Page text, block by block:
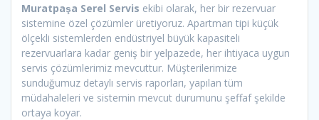
Muratpaşa Serel Servis ekibi olarak, her bir rezervuar
sistemine özel çözümler üretiyoruz. Apartman tipi küçük
ölçekli sistemlerden endüstriyel büyük kapasiteli
rezervuarlara kadar geniş bir yelpazede, her ihtiyaca uygun
servis çözümlerimiz mevcuttur. Müşterilerimize
sunduğumuz detaylı servis raporları, yapılan tüm
müdahaleleri ve sistemin mevcut durumunu şeffaf şekilde
ortaya koyar.